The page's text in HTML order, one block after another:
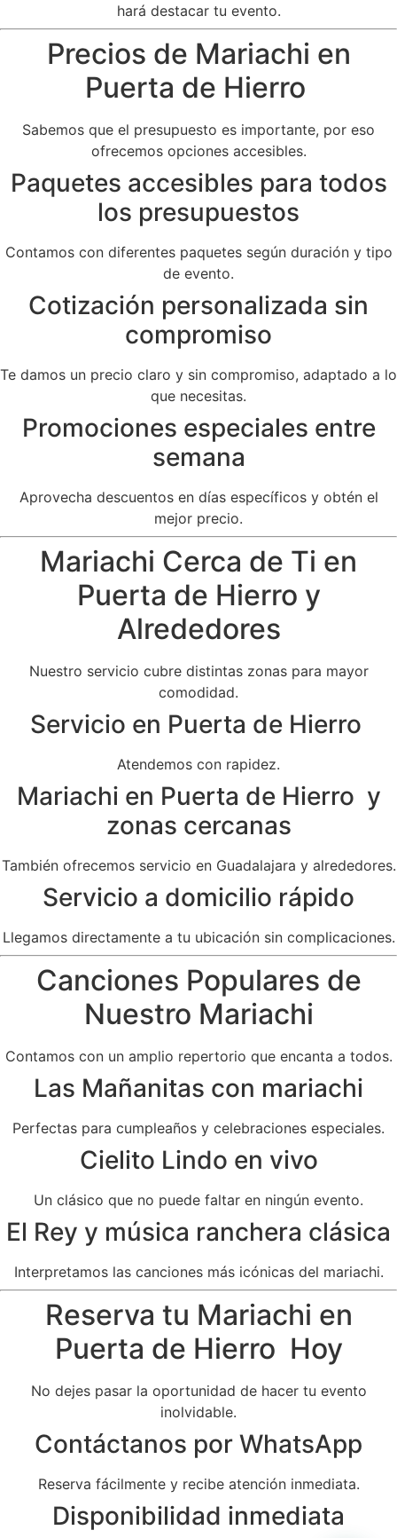
hará destacar tu evento.
Precios de Mariachi en
Puerta de Hierro
Sabemos que el presupuesto es importante, por eso
ofrecemos opciones accesibles.
Paquetes accesibles para todos
los presupuestos
Contamos con diferentes paquetes según duración y tipo
de evento.
Cotización personalizada sin
compromiso
Te damos un precio claro y sin compromiso, adaptado a lo
que necesitas.
Promociones especiales entre
semana
Aprovecha descuentos en días específicos y obtén el
mejor precio.
Mariachi Cerca de Ti en
Puerta de Hierro y
Alrededores
Nuestro servicio cubre distintas zonas para mayor
comodidad.
Servicio en Puerta de Hierro
Atendemos con rapidez.
Mariachi en Puerta de Hierro y
zonas cercanas
También ofrecemos servicio en Guadalajara y alrededores.
Servicio a domicilio rápido
Llegamos directamente a tu ubicación sin complicaciones.
Canciones Populares de
Nuestro Mariachi
Contamos con un amplio repertorio que encanta a todos.
Las Mañanitas con mariachi
Perfectas para cumpleaños y celebraciones especiales.
Cielito Lindo en vivo
Un clásico que no puede faltar en ningún evento.
El Rey y música ranchera clásica
Interpretamos las canciones más icónicas del mariachi.
Reserva tu Mariachi en
Puerta de Hierro Hoy
No dejes pasar la oportunidad de hacer tu evento
inolvidable.
Contáctanos por WhatsApp
Reserva fácilmente y recibe atención inmediata.
Disponibilidad inmediata